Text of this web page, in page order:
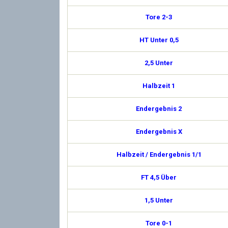
Tore 2-3
HT Unter 0,5
2,5 Unter
Halbzeit 1
Endergebnis 2
Endergebnis X
Halbzeit / Endergebnis 1/1
FT 4,5 Über
1,5 Unter
Tore 0-1